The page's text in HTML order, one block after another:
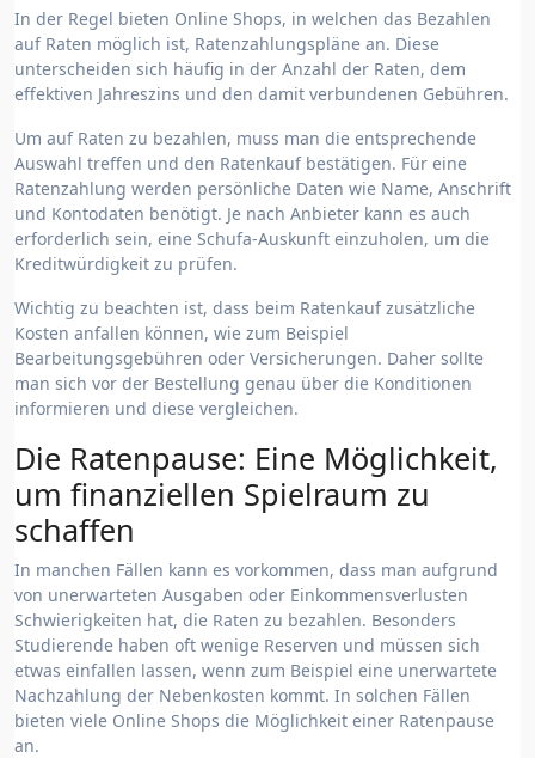
In der Regel bieten Online Shops, in welchen das Bezahlen
auf Raten möglich ist, Ratenzahlungspläne an. Diese
unterscheiden sich häufig in der Anzahl der Raten, dem
effektiven Jahreszins und den damit verbundenen Gebühren.
Um auf Raten zu bezahlen, muss man die entsprechende
Auswahl treffen und den Ratenkauf bestätigen. Für eine
Ratenzahlung werden persönliche Daten wie Name, Anschrift
und Kontodaten benötigt. Je nach Anbieter kann es auch
erforderlich sein, eine Schufa-Auskunft einzuholen, um die
Kreditwürdigkeit zu prüfen.
Wichtig zu beachten ist, dass beim Ratenkauf zusätzliche
Kosten anfallen können, wie zum Beispiel
Bearbeitungsgebühren oder Versicherungen. Daher sollte
man sich vor der Bestellung genau über die Konditionen
informieren und diese vergleichen.
Die Ratenpause: Eine Möglichkeit,
um finanziellen Spielraum zu
schaffen
In manchen Fällen kann es vorkommen, dass man aufgrund
von unerwarteten Ausgaben oder Einkommensverlusten
Schwierigkeiten hat, die Raten zu bezahlen. Besonders
Studierende haben oft wenige Reserven und müssen sich
etwas einfallen lassen, wenn zum Beispiel eine unerwartete
Nachzahlung der Nebenkosten kommt. In solchen Fällen
bieten viele Online Shops die Möglichkeit einer Ratenpause
an.